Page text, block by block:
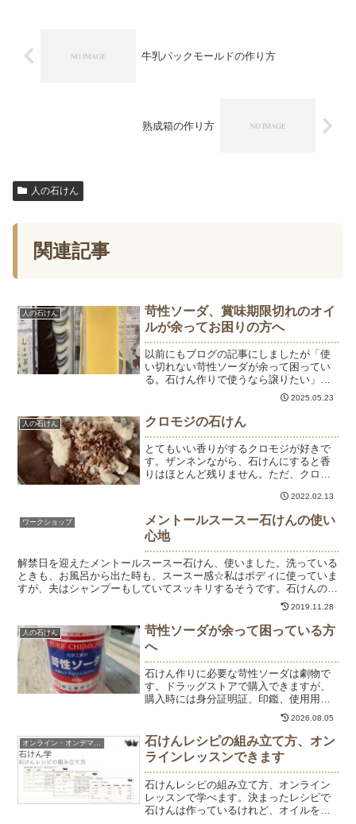
牛乳パックモールドの作り方
熟成箱の作り方
人の石けん
関連記事
人の石けん
苛性ソーダ、賞味期限切れのオイ
ルが余ってお困りの方へ
以前にもブログの記事にしましたが「使
い切れない苛性ソーダが余って困ってい
る。石けん作りで使うなら譲りたい」と
いったお問い合わせをいただくことがあ
ります。苛性ソーダは劇物扱いのため、
法律上、買い取りや譲り受けることはで
きません。ですが、お持ち...
2025.05.23
人の石けん クロモジの石けん
とてもいい香りがするクロモジが好きで
す。ザンネンながら、石けんにすると香
りはほとんど残りません。ただ、クロモ
といった肌にいい成分は残るのではない
かな？と期待してクロモジ石けんを作っ
ています。温浸出したオイ...
2022.02.13
ワークショップ
メントールスースー石けんの使い
心地
解禁日を迎えたメントールスースー石けん、使いました。洗っている
ときも、お風呂から出た時も、スースー感☆私はボディに使っていま
すが、夫はシャンプーもしていてスッキリするそうです。石けんのメ
インオイルはオリーブオイルなので、肌はしっとり感が残り...2019.11.28
人の石けん
苛性ソーダが余って困っている方
へ
石けん作りに必要な苛性ソーダは劇物で
す。ドラッグストアで購入できますが、
購入時には身分証明証、印鑑、使用用途
が求められます。石けん教室の生徒さん
は、苛性ソーダを購入されて手作り石け
んを楽しんでいらっしゃる方も多くいま
す。が、石けん作りに飽き...
2026.08.05
オンライン・オンデマンド
石けんレシピの組み立て方、オン
ラインレッスンできます
石けんレシピの組み立て方、オンライン
レッスンで学べます。決まったレシピで
石けんは作っているけれど、オイルを選